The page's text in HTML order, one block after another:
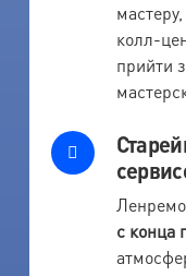
колл-
прийти
с конца